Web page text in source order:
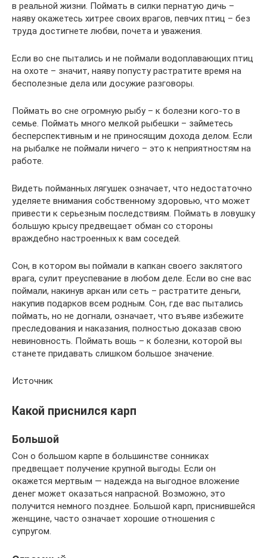
в реальной жизни. Поймать в силки пернатую дичь –
наяву окажетесь хитрее своих врагов, певчих птиц – без
труда достигнете любви, почета и уважения.
Если во сне пытались и не поймали водоплавающих птиц
на охоте – значит, наяву попусту растратите время на
бесполезные дела или досужие разговоры.
Поймать во сне огромную рыбу – к болезни кого-то в
семье. Поймать много мелкой рыбешки – займетесь
бесперспективным и не приносящим дохода делом. Если
на рыбалке не поймали ничего – это к неприятностям на
работе.
Видеть пойманных лягушек означает, что недостаточно
уделяете внимания собственному здоровью, что может
привести к серьезным последствиям. Поймать в ловушку
большую крысу предвещает обман со стороны
враждебно настроенных к вам соседей.
Сон, в котором вы поймали в капкан своего заклятого
врага, сулит преуспевание в любом деле. Если во сне вас
поймали, накинув аркан или сеть – растратите деньги,
накупив подарков всем родным. Сон, где вас пытались
поймать, но не догнали, означает, что въяве избежите
преследования и наказания, полностью доказав свою
невиновность. Поймать вошь – к болезни, которой вы
станете придавать слишком большое значение.
Источник
Какой приснился карп
Большой
Сон о большом карпе в большинстве сонниках
предвещает получение крупной выгоды. Если он
окажется мертвым — надежда на выгодное вложение
денег может оказаться напрасной. Возможно, это
получится немного позднее. Большой карп, приснившейся
женщине, часто означает хорошие отношения с
супругом.